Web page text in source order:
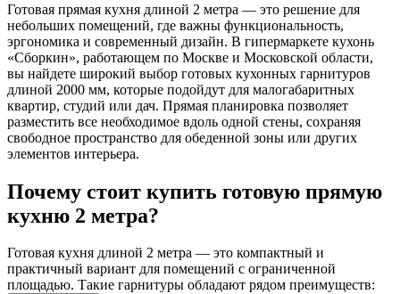
Готовая прямая кухня длиной 2 метра — это решение для
небольших помещений, где важны функциональность,
эргономика и современный дизайн. В гипермаркете кухонь
«Сборкин», работающем по Москве и Московской области,
вы найдете широкий выбор готовых кухонных гарнитуров
длиной 2000 мм, которые подойдут для малогабаритных
квартир, студий или дач. Прямая планировка позволяет
разместить все необходимое вдоль одной стены, сохраняя
свободное пространство для обеденной зоны или других
элементов интерьера.
Почему стоит купить готовую прямую
кухню 2 метра?
Готовая кухня длиной 2 метра — это компактный и
практичный вариант для помещений с ограниченной
площадью. Такие гарнитуры обладают рядом преимуществ: